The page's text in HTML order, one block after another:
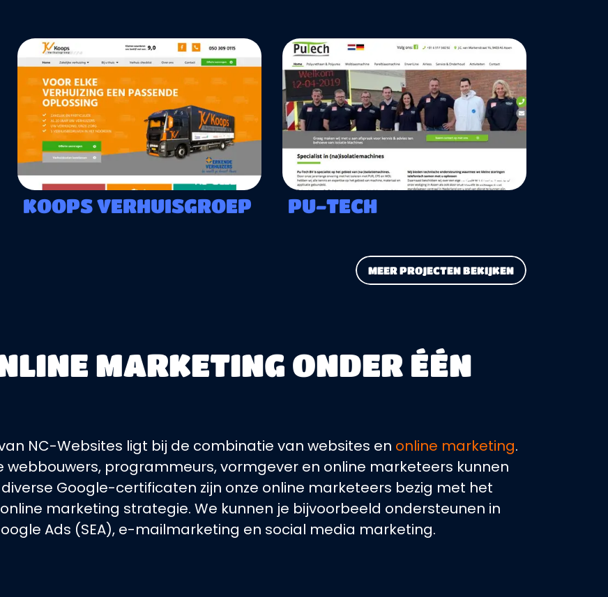
KOOPS VERHUISGROEP PU-TECH
MEER PROJECTEN BEKIJKEN
MARKETING ONDER ÉÉN
NC-Websites ligt bij de combinatie van websites en online marketing.
webbouwers, programmeurs, vormgever en online marketeers kunnen
Google-certificaten zijn onze online marketeers bezig met het
marketing strategie. We kunnen je bijvoorbeeld ondersteunen in
Ads (SEA), e-mailmarketing en social media marketing.